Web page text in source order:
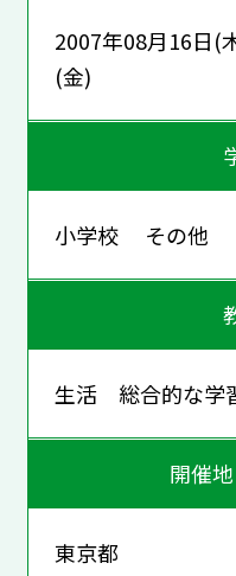
2007年08月16日(
(金)
小学校 その他
生活 総合的な
開催
東京都